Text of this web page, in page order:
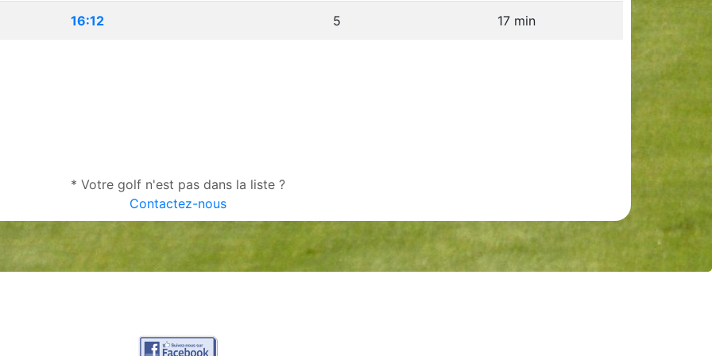
16:12 5 17 min
* Votre golf n'est pas dans la liste ?
Contactez-nous